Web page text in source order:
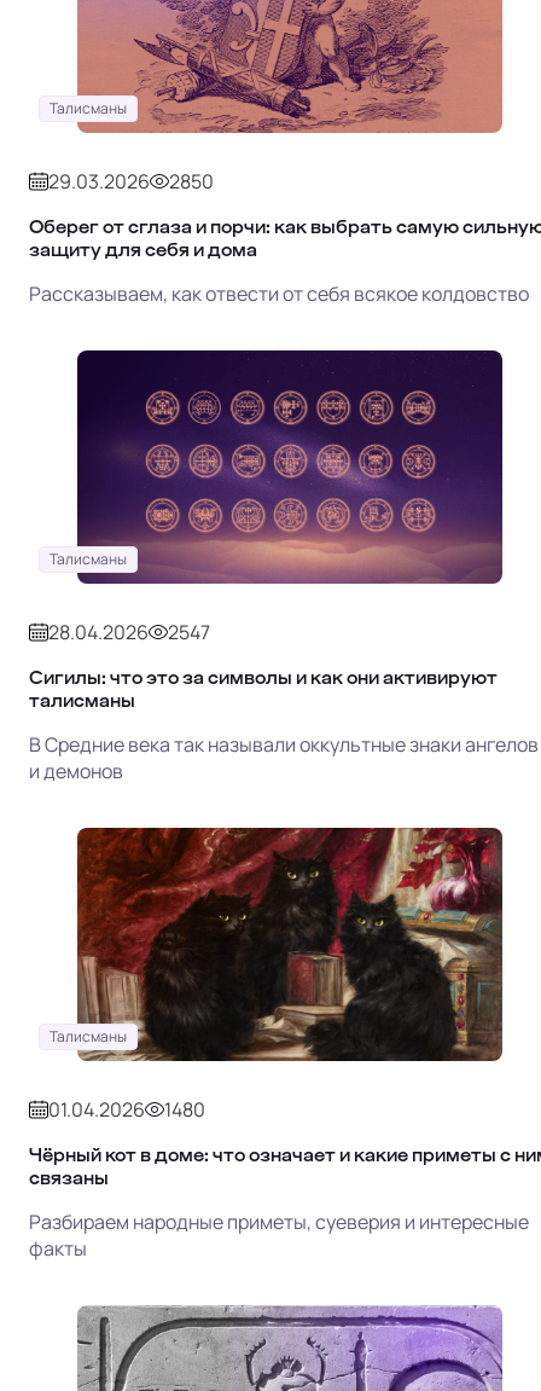
Талисманы
29.03.2026 2850
Оберег от сглаза и порчи: как выбрать самую
защиту для себя и дома
Рассказываем, как отвести от себя всякое колдовство
Талисманы
28.04.2026 2547
Сигилы: что это за символы и как они активируют
талисманы
В Средние века так называли оккультные знаки ангелов
и демонов
Талисманы
01.04.2026 1480
Чёрный кот в доме: что означает и какие приметы с
связаны
Разбираем народные приметы, суеверия и интересные
факты